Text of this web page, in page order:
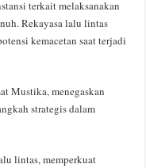
terkait melaksanakan
Rekayasa lalu lintas
kemacetan saat terjadi
Mustika, menegaskan
strategis dalam
lintas, memperkuat